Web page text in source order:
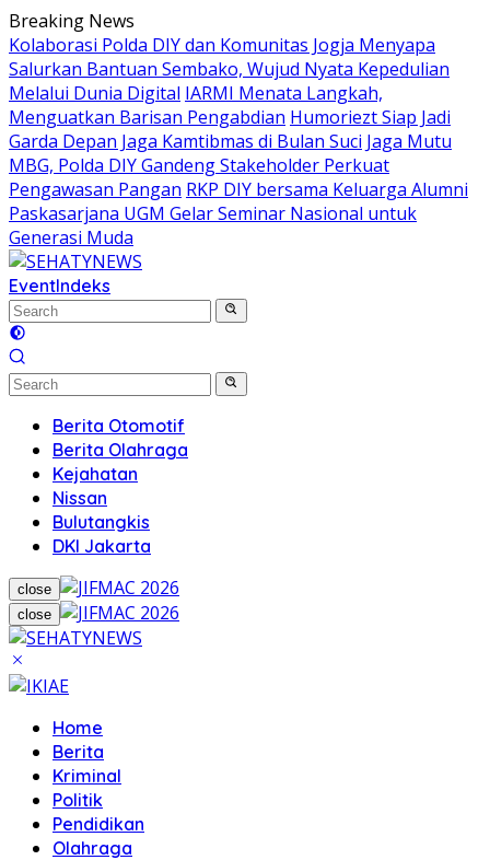
Skip
to
content
Breaking News
Kolaborasi Polda DIY dan Komunitas Jogja Menyapa
Salurkan Bantuan Sembako, Wujud Nyata Kepedulian
Melalui Dunia Digital IARMI Menata Langkah,
Menguatkan Barisan Pengabdian Humoriezt Siap Jadi
Garda Depan Jaga Kamtibmas di Bulan Suci Jaga Mutu
MBG, Polda DIY Gandeng Stakeholder Perkuat
Pengawasan Pangan RKP DIY bersama Keluarga Alumni
Paskasarjana UGM Gelar Seminar Nasional untuk
Generasi Muda
EventIndeks
Berita Otomotif
Berita Olahraga
Kejahatan
Nissan
Bulutangkis
DKI Jakarta
close
close
Home
Berita
Kriminal
Politik
Pendidikan
Olahraga